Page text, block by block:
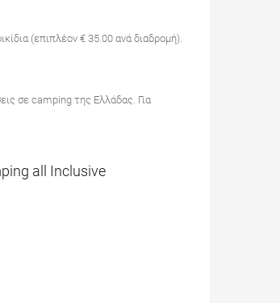
(επιπλέον € 35.00 ανά διαδρομή).
σε camping της Ελλάδας. Για
all Inclusive